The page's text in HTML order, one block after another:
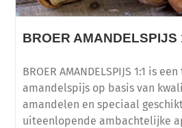
BROER AMANDELSPIJS
BROER AMANDELSPIJS 1:1 is
amandelspijs op basis van
amandelen en speciaal
uiteenlopende ambachtelijke